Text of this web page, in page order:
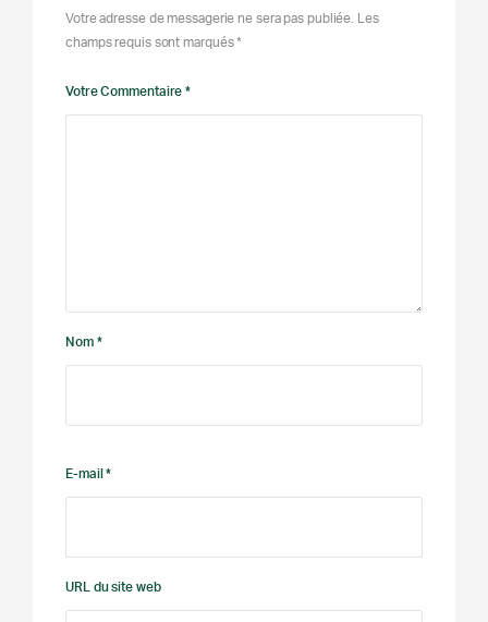
Votre adresse de messagerie ne sera pas publiée. Les
champs requis sont marqués *
Votre Commentaire *
Nom *
E-mail *
URL du site web